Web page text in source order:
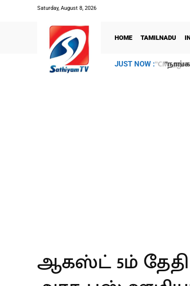
Saturday, August 8, 2026
HOME TAMILNADU
JUST NOW :
ஆகஸ்ட் 5ம் தேதி